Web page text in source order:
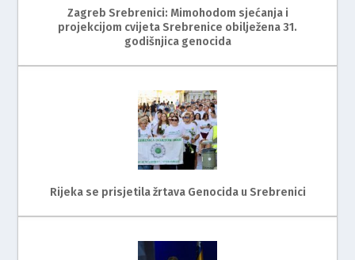
Zagreb Srebrenici: Mimohodom sjećanja i
projekcijom cvijeta Srebrenice obilježena 31.
godišnjica genocida
Rijeka se prisjetila žrtava Genocida u Srebrenici